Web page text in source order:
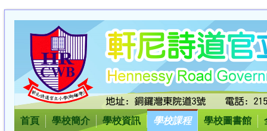
首頁 學校簡介 學校資訊 學校課程 學校圖書館